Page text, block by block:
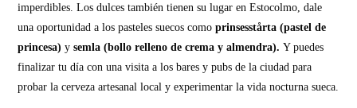
imperdibles. Los dulces también tienen su lugar en Estocolmo, dale
una oportunidad a los pasteles suecos comoprinsesstårta (pastel de
princesa)ysemla (bollo relleno de crema y almendra).Y puedes
finalizar tu día con una visita a los bares y pubs de la ciudad para
probar la cerveza artesanal local y experimentar la vida nocturna sueca.